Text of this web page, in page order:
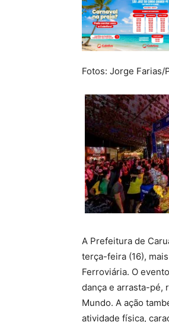
Fotos: Jorge Farias/
A Prefeitura de
terça-feira (16),
Ferroviária. O
dança e arrasta-pé,
Mundo. A ação
atividade física,